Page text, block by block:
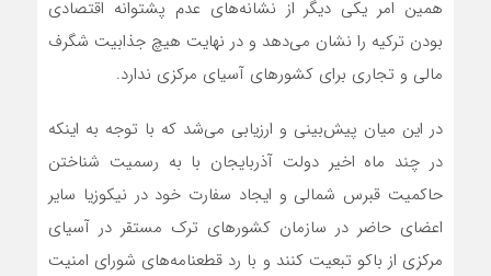
همین امر یکی دیگر از نشانه‌های عدم پشتوانه اقتصادی
بودن ترکیه را نشان می‌دهد و در نهایت هیچ جذابیت شگرف
مالی و تجاری برای کشورهای آسیای مرکزی ندارد.
در این میان پیش‌بینی و ارزیابی می‌شد که با توجه به اینکه
در چند ماه اخیر دولت آذربایجان با به رسمیت شناختن
حاکمیت قبرس شمالی و ایجاد سفارت خود در نیکوزیا سایر
اعضای حاضر در سازمان کشورهای ترک مستقر در آسیای
مرکزی از باکو تبعیت کنند و با رد قطعنامه‌های شورای امنیت